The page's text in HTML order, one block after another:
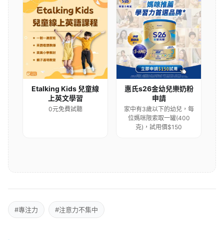
Etalking Kids 兒童線
上英文學習
0元免費試聽
惠氏s26金幼兒樂奶粉
申請
家中有3歲以下的幼兒，每
位媽咪限索取一罐(400
克)，試用價$150
#專注力 #注意力不集中